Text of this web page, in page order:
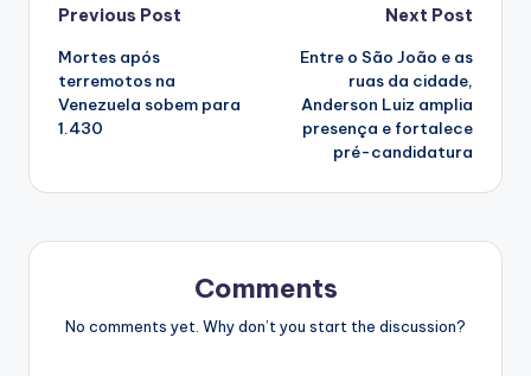
Post
navigation
Previous Post
Mortes após
terremotos na
Venezuela sobem para
1.430
Next Post
Entre o São João e as
ruas da cidade,
Anderson Luiz amplia
presença e fortalece
pré-candidatura
Comments
No comments yet. Why don’t you start the discussion?